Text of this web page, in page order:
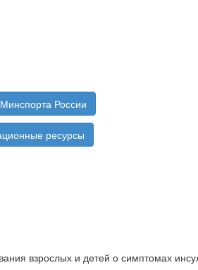
России
ресурсы
и детей о симптомах